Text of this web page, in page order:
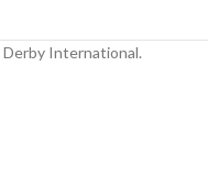
Derby International.